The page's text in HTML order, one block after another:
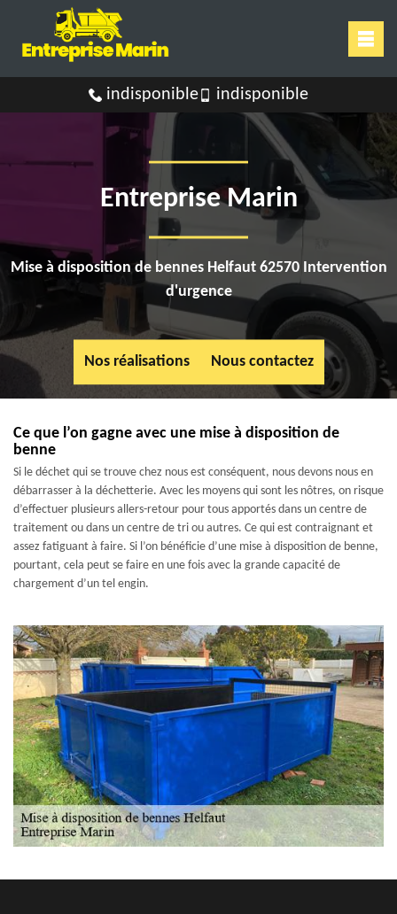
indisponible indisponible
Entreprise Marin
Mise à disposition de bennes Helfaut 62570 Intervention
d'urgence
Nos réalisations Nous contactez
Ce que l’on gagne avec une mise à disposition de
benne
Si le déchet qui se trouve chez nous est conséquent, nous devons nous en
débarrasser à la déchetterie. Avec les moyens qui sont les nôtres, on risque
d’effectuer plusieurs allers-retour pour tous apportés dans un centre de
traitement ou dans un centre de tri ou autres. Ce qui est contraignant et
assez fatiguant à faire. Si l’on bénéficie d’une mise à disposition de benne,
pourtant, cela peut se faire en une fois avec la grande capacité de
chargement d’un tel engin.